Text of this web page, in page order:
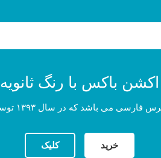
اکشن باکس با رنگ ثانویه
کلیک خرید